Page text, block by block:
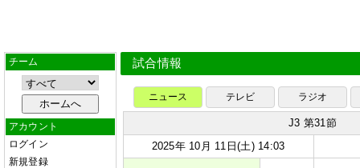
チーム
アカウント
ログイン
新規登録
試合情報
ニュース テレビ ラジオ
J3 第31節
2025年 10月 11日(土) 14:03